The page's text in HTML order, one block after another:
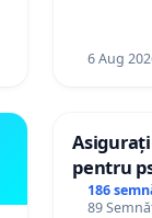
6 Aug
pentru
spitale
186
89